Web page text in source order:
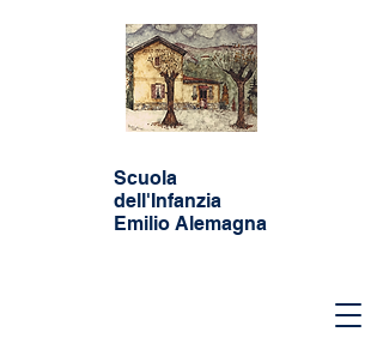
Scuola
dell'Infanzia
Emilio Alemagna